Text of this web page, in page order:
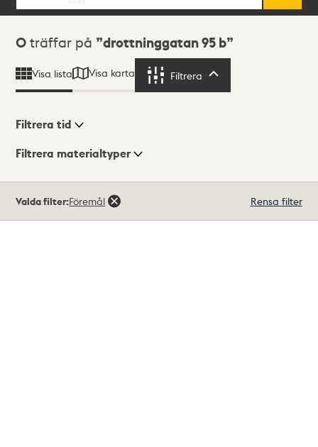
Sökresultat
0 träffar på drottninggatan 95 b
Visa lista Visa karta Filtrera
Visningsläge
Filtrera tid
Filtrera materialtyper
träffar
Valda filter:Föremål Rensa filter